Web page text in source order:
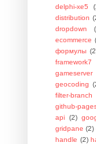
delphi-xe5
distribution
dropdown
ecommerce
формулы
framework7
gameserver
geocoding
filter-branch
github-
api (2)
gridpane (2)
handle (2)